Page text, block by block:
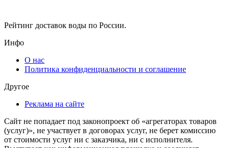
Рейтинг доставок воды по России.
Инфо
О нас
Политика конфиденциальности и соглашение
Другое
Реклама на сайте
Сайт не попадает под законопроект об «агрегаторах товаров
(услуг)», не участвует в договорах услуг, не берет комиссию
от стоимости услуг ни с заказчика, ни с исполнителя.